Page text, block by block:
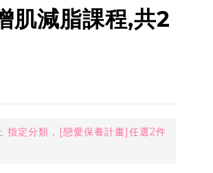
肌減脂課程,共2
指定分類，[戀愛保養計畫]任選2件